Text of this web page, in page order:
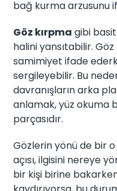
bağ kurma arzusunu
Göz kırpma gibi
halini yansıtabilir.
samimiyet ifade
sergileyebilir. Bu
davranışların arka
anlamak, yüz okuma
parçasıdır.
Gözlerin yönü de bir
açısı, ilgisini nereye
bir kişi birine